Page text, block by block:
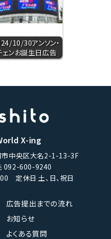
10/30アンソン・
ェンお誕生日広告
X-ing
中央区大名2-1-13-3F
092-600-9240
定休日 土、日、祝日
広告提出までの流れ
お知らせ
よくある質問